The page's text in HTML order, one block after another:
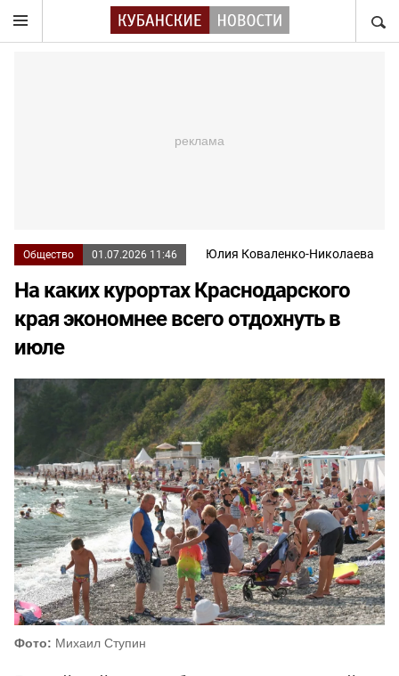
Общество 01.07.2026 11:46 Юлия Коваленко-Николаева
На каких курортах Краснодарского
края экономнее всего отдохнуть в
июле
Фото: Михаил Ступин